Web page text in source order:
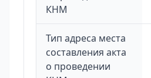
КНМ
Тип адреса места
составления акта
о проведении